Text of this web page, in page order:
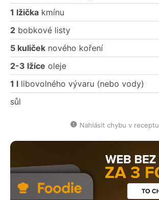
1 lžička kmínu
2 bobkové listy
5 kuliček nového koření
2-3 lžíce oleje
1 l libovolného vývaru (nebo vody)
sůl
Nahlásit chybu v receptu